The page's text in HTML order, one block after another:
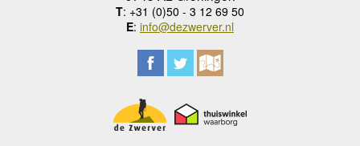
T: +31 (0)50 - 3 12 69 50
E: info@dezwerver.nl